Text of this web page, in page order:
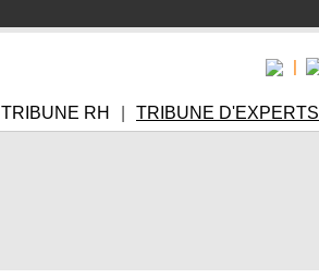
TRIBUNE RH TRIBUNE D'EXPERTS